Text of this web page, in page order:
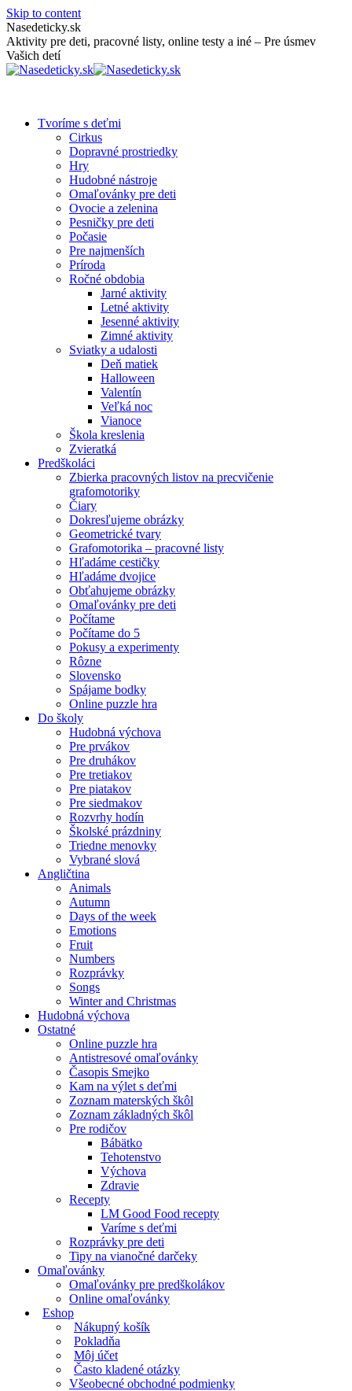
Skip to content
Nasedeticky.sk
Aktivity pre deti, pracovné listy, online testy a iné – Pre úsmev
Vašich detí
Tvoríme s deťmi
Cirkus
Dopravné prostriedky
Hry
Hudobné nástroje
Omaľovánky pre deti
Ovocie a zelenina
Pesničky pre deti
Počasie
Pre najmenších
Príroda
Ročné obdobia
Jarné aktivity
Letné aktivity
Jesenné aktivity
Zimné aktivity
Sviatky a udalosti
Deň matiek
Halloween
Valentín
Veľká noc
Vianoce
Škola kreslenia
Zvieratká
Predškoláci
Zbierka pracovných listov na precvičenie
grafomotoriky
Čiary
Dokresľujeme obrázky
Geometrické tvary
Grafomotorika – pracovné listy
Hľadáme cestičky
Hľadáme dvojice
Obťahujeme obrázky
Omaľovánky pre deti
Počítame
Počítame do 5
Pokusy a experimenty
Rôzne
Slovensko
Spájame bodky
Online puzzle hra
Do školy
Hudobná výchova
Pre prvákov
Pre druhákov
Pre tretiakov
Pre piatakov
Pre siedmakov
Rozvrhy hodín
Školské prázdniny
Triedne menovky
Vybrané slová
Angličtina
Animals
Autumn
Days of the week
Emotions
Fruit
Numbers
Rozprávky
Songs
Winter and Christmas
Hudobná výchova
Ostatné
Online puzzle hra
Antistresové omaľovánky
Časopis Smejko
Kam na výlet s deťmi
Zoznam materských škôl
Zoznam základných škôl
Pre rodičov
Bábätko
Tehotenstvo
Výchova
Zdravie
Recepty
LM Good Food recepty
Varíme s deťmi
Rozprávky pre deti
Tipy na vianočné darčeky
Omaľovánky
Omaľovánky pre predškolákov
Online omaľovánky
Eshop
Nákupný košík
Pokladňa
Môj účet
Často kladené otázky
Všeobecné obchodné podmienky